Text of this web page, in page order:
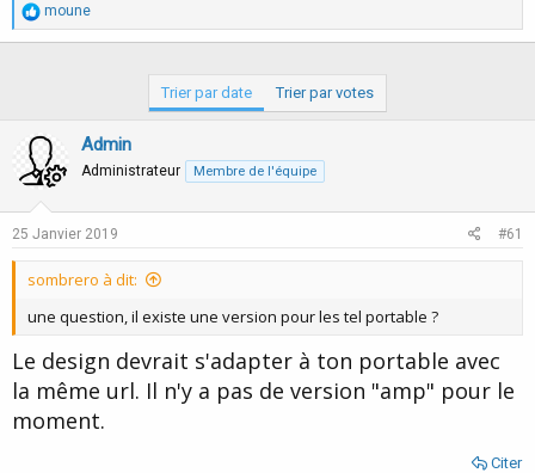
R
é
a
n
s
:
moune
Trier par date Trier par votes
Admin
Administrateur Membre de l'équipe
25 Janvier 2019 #61
sombrero à dit:
une question, il existe une version pour les tel portable ?
Le design devrait s'adapter à ton portable avec
la même url. Il n'y a pas de version "amp" pour le
moment.
Citer